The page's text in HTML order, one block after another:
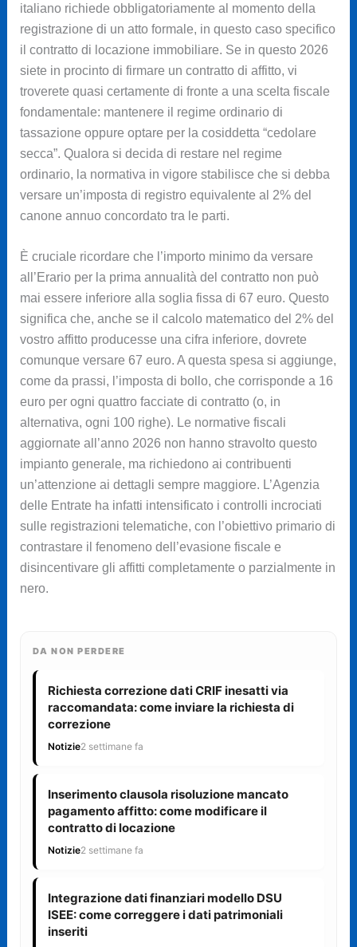
italiano richiede obbligatoriamente al momento della
registrazione di un atto formale, in questo caso specifico
il contratto di locazione immobiliare. Se in questo 2026
siete in procinto di firmare un contratto di affitto, vi
troverete quasi certamente di fronte a una scelta fiscale
fondamentale: mantenere il regime ordinario di
tassazione oppure optare per la cosiddetta “cedolare
secca”. Qualora si decida di restare nel regime
ordinario, la normativa in vigore stabilisce che si debba
versare un’imposta di registro equivalente al 2% del
canone annuo concordato tra le parti.
È cruciale ricordare che l’importo minimo da versare
all’Erario per la prima annualità del contratto non può
mai essere inferiore alla soglia fissa di 67 euro. Questo
significa che, anche se il calcolo matematico del 2% del
vostro affitto producesse una cifra inferiore, dovrete
comunque versare 67 euro. A questa spesa si aggiunge,
come da prassi, l’imposta di bollo, che corrisponde a 16
euro per ogni quattro facciate di contratto (o, in
alternativa, ogni 100 righe). Le normative fiscali
aggiornate all’anno 2026 non hanno stravolto questo
impianto generale, ma richiedono ai contribuenti
un’attenzione ai dettagli sempre maggiore. L’Agenzia
delle Entrate ha infatti intensificato i controlli incrociati
sulle registrazioni telematiche, con l’obiettivo primario di
contrastare il fenomeno dell’evasione fiscale e
disincentivare gli affitti completamente o parzialmente in
nero.
DA NON PERDERE
Richiesta correzione dati CRIF inesatti via
raccomandata: come inviare la richiesta di
correzione
Notizie2 settimane fa
Inserimento clausola risoluzione mancato
pagamento affitto: come modificare il
contratto di locazione
Notizie2 settimane fa
Integrazione dati finanziari modello DSU
ISEE: come correggere i dati patrimoniali
inseriti